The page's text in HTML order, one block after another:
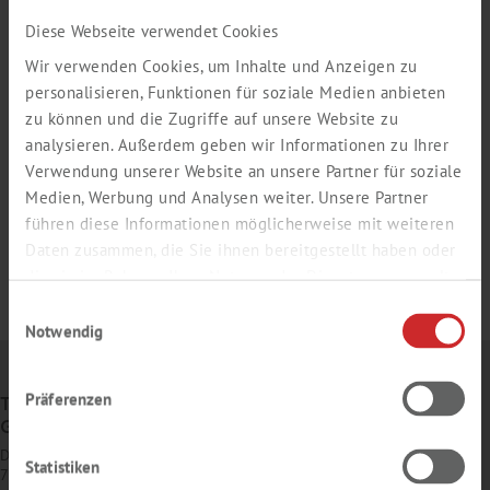
Diese Webseite verwendet Cookies
Wir verwenden Cookies, um Inhalte und Anzeigen zu
personalisieren, Funktionen für soziale Medien anbieten
zu können und die Zugriffe auf unsere Website zu
analysieren. Außerdem geben wir Informationen zu Ihrer
Verwendung unserer Website an unsere Partner für soziale
Medien, Werbung und Analysen weiter. Unsere Partner
führen diese Informationen möglicherweise mit weiteren
Daten zusammen, die Sie ihnen bereitgestellt haben oder
die sie im Rahmen Ihrer Nutzung der Dienste gesammelt
Notwendig
Präferenzen
Statistiken
TH. GEYER
GMBH & CO. KG
Dornierstr. 4–6
71272 Renningen